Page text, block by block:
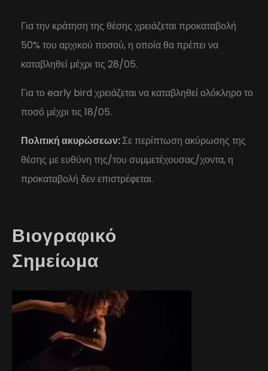
Για την κράτηση της θέσης χρειάζεται προκαταβολή
50% του αρχικού ποσού, η οποία θα πρέπει να
καταβληθεί μέχρι τις 28/05.
Για το early bird χρειάζεται να καταβληθεί ολόκληρο το
ποσό μέχρι τις 18/05.
Πολιτική ακυρώσεων:Σε περίπτωση ακύρωσης της
θέσης με ευθύνη της/του συμμετέχουσας/χοντα, η
προκαταβολή δεν επιστρέφεται.
Βιογραφικό
Σημείωμα